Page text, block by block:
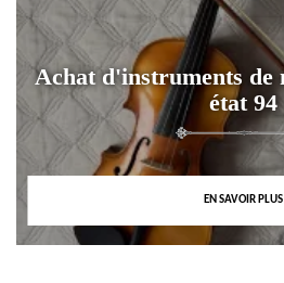
Achat d'instruments de
état 94
EN SAVOIR PLUS